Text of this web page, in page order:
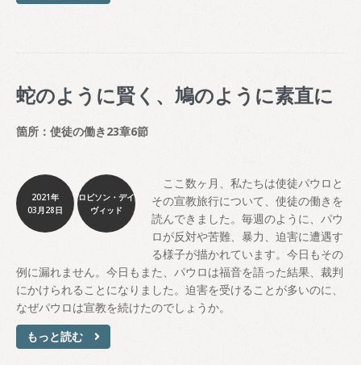
蛇のように賢く、鳩のように素直に
箇所：使徒の働き23章6節
2021年
03月28日
ロビソン・デイ
ヴィッド
ここ数ヶ月、私たちは使徒パウロと
その宣教旅行について、使徒の働きを
読んできました。毎週のように、パウ
ロが反対や苦難、暴力、迫害に遭遇す
る様子が描かれています。今日もその
例に漏れません。今日もまた、パウロは福音を語った結果、裁判
にかけられることになりました。迫害を受けることが多いのに、
なぜパウロは宣教を続けたのでしょうか。
もっと読む